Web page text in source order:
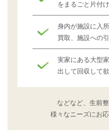
をまるごと片付
身内が施設に入
買取、施設への
実家にある大型
出して回収して
などなど、生前
様々なニーズにお